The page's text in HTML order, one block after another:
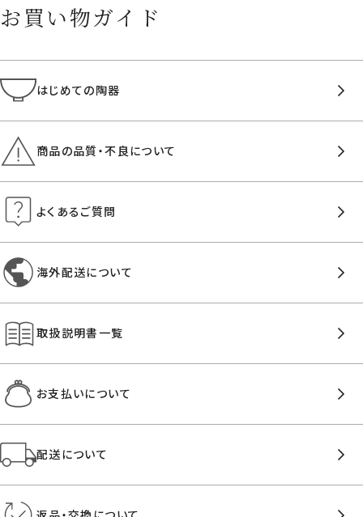
お買い物ガイド
はじめての陶器
商品の品質・不良について
よくあるご質問
海外配送について
取扱説明書一覧
お支払いについて
配送について